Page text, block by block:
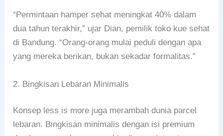
“Permintaan hamper sehat meningkat 40% dalam
dua tahun terakhir,” ujar Dian, pemilik toko kue sehat
di Bandung. “Orang-orang mulai peduli dengan apa
yang mereka berikan, bukan sekadar formalitas.”
2. Bingkisan Lebaran Minimalis
Konsep less is more juga merambah dunia parcel
lebaran. Bingkisan minimalis dengan isi premium